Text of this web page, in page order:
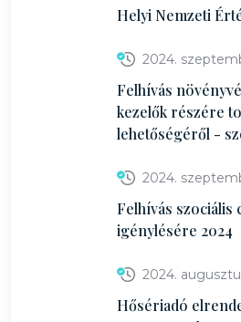
Helyi Nemzeti
2024.
Felhívás
kezelők részére
lehetőségéről -
2024.
Felhívás szociális
igénylésére 2024
2024.
Hősériadó